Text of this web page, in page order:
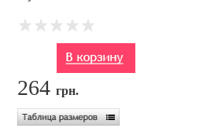
264грн.